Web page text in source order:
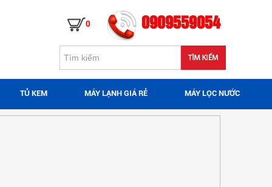
0 0909559054
TỦ KEM MÁY LẠNH GIÁ RẺ MÁY LỌC NƯỚC